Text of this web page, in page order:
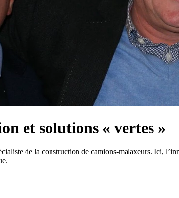
et solutions « vertes »
de la construction de camions-malaxeurs. Ici,